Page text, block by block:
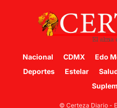
Nacional CDMX Edo
Deportes
Estelar
© Certeza Diario -